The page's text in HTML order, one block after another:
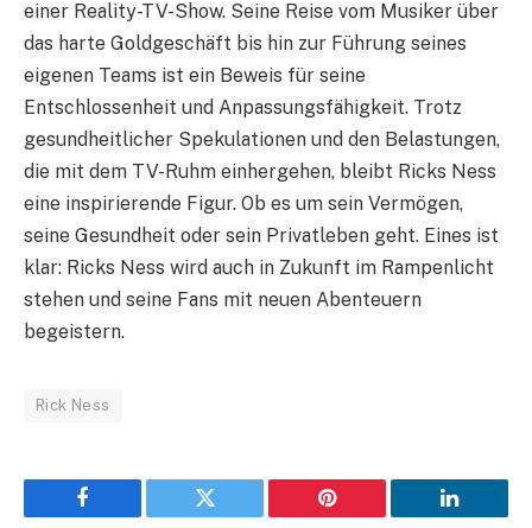
einer Reality-TV-Show. Seine Reise vom Musiker über
das harte Goldgeschäft bis hin zur Führung seines
eigenen Teams ist ein Beweis für seine
Entschlossenheit und Anpassungsfähigkeit. Trotz
gesundheitlicher Spekulationen und den Belastungen,
die mit dem TV-Ruhm einhergehen, bleibt Ricks Ness
eine inspirierende Figur. Ob es um sein Vermögen,
seine Gesundheit oder sein Privatleben geht. Eines ist
klar: Ricks Ness wird auch in Zukunft im Rampenlicht
stehen und seine Fans mit neuen Abenteuern
begeistern.
Rick Ness
Facebook Twitter Pinterest LinkedIn